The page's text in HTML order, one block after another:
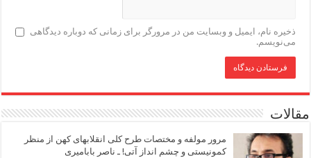
ذخیره نام، ایمیل و وبسایت من در مرورگر برای زمانی که دوباره دیدگاهی
می‌نویسم.
مقالات
مرور مولفه و مختصات طرح کلی انقلابهای کهن از منظر
کمونیستی و چشم انداز آتی! ـ ناصر بابامیری